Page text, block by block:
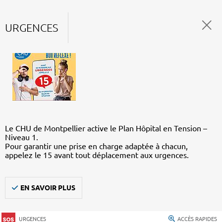
URGENCES
Le CHU de Montpellier active le Plan Hôpital en Tension –
Niveau 1.
Pour garantir une prise en charge adaptée à chacun,
appelez le 15 avant tout déplacement aux urgences.
EN SAVOIR PLUS
URGENCES ACCÈS RAPIDES